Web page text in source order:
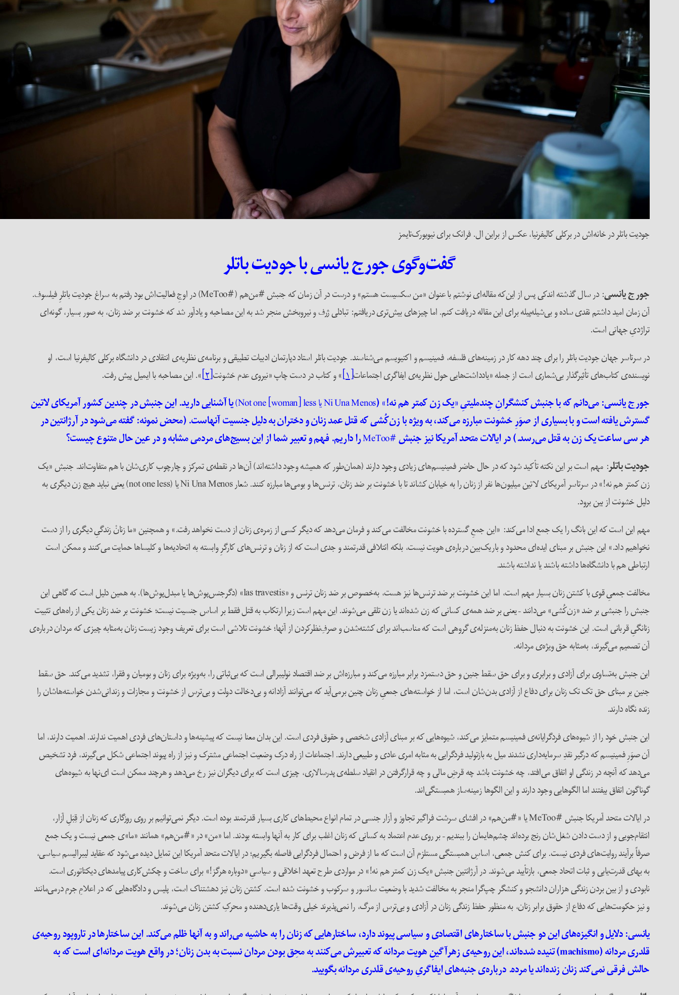
جودیت باتلر در خانه‌اش در برکلی کالیفرنیا، عکس از براین ال. فرانک برای نیویورک‌تایمز
گفت‌وگوی جورج یانسی با جودیت باتلر
جورج یانسی
: در سال گذشته اندکی پس از این‌که مقاله‌ای نوشتم با عنوان «من سکسیست هستم» و درست در آن زمان که جنبش #من‌هم (#MeToo) در اوجِ فعالیت‌اش بود رفتم به سراغ جودیت باتلرِ فیلسوف.
آن زمان امید داشتم نقدی ساده و بی‌شیله‌پیله برای این مقاله دریافت کنم. اما چیزهای بیش‌تری دریافتم: تبادلی ژرف و نیروبخش منجر شد به این مصاحبه و یادآور شد که خشونت بر ضد زنان، به صور بسیار، گونه‌ای
تراژدیِ‌ جهانی است.
در سرتاسر جهان جودیت باتلر را برای چند دهه کار در زمینه‌های فلسفه، فمینیسم و اکتیویسم‌ می‌شناسند. جودیت باتلر استاد دپارتمان ادبیات تطبیقی و برنامه‌ی نظریه‌ی انتقادی در دانشگاه برکلی کالیفرنیا است، او
نویسنده‌ی کتاب‌های تأثیرگذار بی‌شماری است از جمله «یادداشت‌هایی حول نظریه‌ی ایفاگری اجتماعات[۱] » و کتاب در دست چاپ «نیروی عدم خشونت[۲] ». این مصاحبه با ایمیل پیش رفت.
جورج یانسی: می‌دانم که باجنبشکنشگرانِ چندملیتیِ «یک زن کمتر هم نه!» (Ni Una Menos یا Not one [woman] less)
یا آشنایی دارید. این جنبش در چندین کشور آمریکای لاتین
گسترش یافته است و با بسیاری از صوَرِ خشونت مبارزه می‌کند، به ویژه با زن‌کُشی که قتل عمد زنان و دختران به دلیل جنسیت آنهاست. (محض نمونه: گفته می‌شود در آرژانتین در
هر سی ساعت یک زن به قتل می‌رسد.) در ایالات متحد آمریکا نیز جنبش#MeToo
را داریم. فهم و تعبیر شما از این بسیج‌های مردمی مشابه و در عین حال متنوع چیست؟
جودیت باتلر: مهم است بر این نکته تأکید شود که در حال حاضر فمینیسم‌های زیادی وجود دارند (همان‌طور که همیشه وجود داشته‌اند) آن‌ها در نقطه‌ی تمرکز و چارچوب کاری‌شان با هم متفاوت‌اند. جنبش «یک
زن کمتر هم نه!» در سرتاسر آمریکای لاتین میلیون‌ها نفر از زنان را به خیابان کشاند تا با خشونت بر ضد زنان، ترنس‌ها و بومی‌ها مبارزه کنند. شعار Ni Una Menos یا (not one less) یعنی نباید هیچ زن دیگری به
دلیل خشونت از بین برود.
مهم این است که این بانگ را یک جمع ادا می‌کند: «این جمعِ گسترده با خشونت مخالفت می‌کند و فرمان می‌دهد که دیگر کسی از زمره‌ی زنان از دست نخواهد رفت.» و همچنین «ما زنانْ زندگیِ دیگری را از دست
نخواهیم داد.» این جنبش بر مبنای ایده‌‌ای محدود و باریک‌بین درباره‌ی هویت نیست، بلکه ائتلافی قدرتمند و جدی است که از زنان و ترنس‌های کارگرِ وابسته به اتحادیه‌ها و کلیساها حمایت می‌کنند و ممکن است
ارتباطی هم با دانشگاه‌ها داشته باشند یا نداشته باشند.
مخالفت جمعیِ قوی با کشتن زنان بسیار مهم است، اما این خشونت بر ضد ترنس‌ها نیز هست، به‌خصوص بر ضد زنان ترنس و «las travestis» (دگرجنس‌پوش‌ها یا مبدل‌پوش‌ها). به همین دلیل است که گاهی این
جنبش را جنبشی بر ضد «زن‌کُشی» می‌دانند – یعنی بر ضد همه‌ی کسانی که زن شده‌اند یا زن تلقی می‌شوند. این مهم است زیرا ارتکاب به قتل فقط بر اساس جنسیت نیست؛ خشونت بر ضد زنان یکی از راه‌های تثبیت
زنانگیِ قربانی‌ است. این خشونت به دنبال حفظ زنان به‌منزله‌ی گروهی است که مناسب‌اند برای کشته‌شدن و صرفِ‌نظرکردن از آنها؛ خشونت تلاشی است برای تعریف وجود زیست زنان به‌مثابه چیزی که مردان درباره‌ی
آن تصمیم می‌گیرند، به‌مثابه حق ویژه‌ی مردانه.
این جنبش به‌تساوی برای آزادی و برابری و برای حق سقط جنین و حق دستمزد برابر مبارزه می‌کند و مبارزه‌اش بر ضد اقتصاد نولیبرالی است که بی‌ثباتی را، به‌ویژه برای زنان و بومیان و فقرا، تشدید می‌کند. حق سقط
جنین بر مبنای حق تک تک زنان برای دفاع از آزادی بدن‌شان است، اما از خواسته‌های جمعیِ زنان چنین برمی‌آید که می‌توانند آزادانه و بی‌دخالت دولت و بی‌ترس از خشونت و مجازات و زندانی‌شدن خواسته‌ها‌شان را
زنده نگاه دارند.
این جنبش خود را از شیوه‌های فردگرایانه‌ی فمینیسم متمایز می‌کند، شیوه‌هایی که بر مبنای آزادی شخصی و حقوق فردی است. این بدان معنا نیست که پیشینه‌ها و داستان‌های فردی اهمیت ندارند. اهمیت دارند، اما
آن صوَرِ فمینیسم که درگیر نقدِ سرمایه‌داری نشدند میل به بازتولید فردگرایی به مثابه امری عادی و طبیعی دارند. اجتماعات از راه درک وضعیت اجتماعی مشترک و نیز از راه پیوند اجتماعی شکل می‌گیرند، فرد تشخیص
می‌دهد که آنچه در زندگی او اتفاق می‌افتد، چه خشونت باشد چه قرضِ مالی و چه قرارگرفتن در انقیاد سلطه‌ی پدرسالاری، چیزی است که برای دیگران نیز رخ می‌دهد و هرچند ممکن است ای‌نها به شیوه‌های
گوناگون اتفاق بیفتند اما الگوهایی وجود دارند و این الگوها زمینه‌ساز همبستگی‌اند.
در ایالات متحد آمریکا جنبش #MeToo یا «#من‌هم» در افشای سرشت فراگیر تجاوز و آزار جنسی در تمام انواع محیط‌های کاری بسیار قدرتمند بوده است. دیگر نمی‌توانیم بر روی روزگاری که زنان از قِبَلِ آزار،
انتقام‌جویی و از دست دادن شغل‌شان رنج برده‌اند چشم‌هایمان را ببندیم – بر روی عدم اعتماد به کسانی که زنان اغلب برای کار به آنها وابسته بودند. اما «من» در «#من‌هم» همانند «ما»ی جمعی نیست و یک جمع
صرفاً برآیند روایت‌های فردی نیست. برای کنش جمعی، اساسِ همبستگی مستلزم آن است که ما از فرض و احتمال فردگرایی فاصله بگیریم؛ در ایالات متحد آمریکا این تمایل دیده می‌شود که عقاید لیبرالیسم سیاسی،
به بهای قدرت‌یابی و ثبات اتحاد جمعی، بازتأیید می‌شوند. در آرژانتین جنبش «یک زن کمتر هم نه!» در مواردی طرح تعهد اخلاقی و سیاسیِ «دوباره هرگز!» برای ساخت و چکش‌کاری پیامدهای دیکتاتوری است.
نابودی و از بین بردن زندگی هزاران دانشجو و کنشگر چپ‌گرا منجر به مخالفت شدید با وضعیت سانسور و سرکوب و خشونت شده است. کشتن زنان نیز دهشتناک است، پلیس و دادگاه‌هایی که در اعلامِ جرم درمی‌مانند
و نیز حکومت‌هایی که دفاع از حقوق برابر زنان، به منظور حفظ زندگی‌ زنان در آزادی و بی‌ترس از مرگ، را نمی‌پذیرند خیلی وقت‌ها یاری‌دهنده و محرکِ کشتن زنان می‌شوند.
یانسی: دلایل و انگیزه‌های این دو جنبش با ساختارهای اقتصادی و سیاسی‌ پیوند دارد، ساختارهایی که زنان را به حاشیه‌ می‌راند و به آنها ظلم می‌کند. این ساختارها در تاروپود روحیه‌ی
قلدری مردانه (machismo) تنیده شده‌اند، این روحیه‌ی زهرآگینِ هویت مردانه که تعبیرش می‌کنند به محِق بودن مردان نسبت به بدن‌ زنان؛ در واقع هویت مردانه‌ای است که به
حالش فرقی نمی‌کند زنان زنده‌اند یا مرده. درباره‌ی جنبه‌های ایفاگریِ روحیه‌ی قلدری مردانه بگویید.